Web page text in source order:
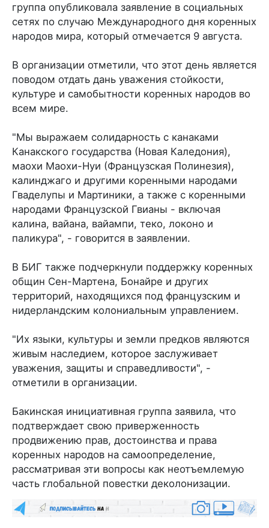
группа опубликовала заявление в социальных
сетях по случаю Международного дня коренных
народов мира, который отмечается 9 августа.
В организации отметили, что этот день является
поводом отдать дань уважения стойкости,
культуре и самобытности коренных народов во
всем мире.
"Мы выражаем солидарность с канаками
Канакского государства (Новая Каледония),
маохи Маохи-Нуи (Французская Полинезия),
калинджаго и другими коренными народами
Гваделупы и Мартиники, а также с коренными
народами Французской Гвианы - включая
калина, вайана, вайампи, теко, локоно и
паликура", - говорится в заявлении.
В БИГ также подчеркнули поддержку коренных
общин Сен-Мартена, Бонайре и других
территорий, находящихся под французским и
нидерландским колониальным управлением.
"Их языки, культуры и земли предков являются
живым наследием, которое заслуживает
уважения, защиты и справедливости", -
отметили в организации.
Бакинская инициативная группа заявила, что
подтверждает свою приверженность
продвижению прав, достоинства и права
коренных народов на самоопределение,
рассматривая эти вопросы как неотъемлемую
часть глобальной повестки деколонизации.